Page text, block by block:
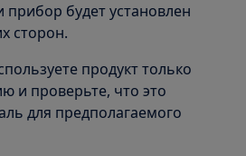
прибор будет установлен
сторон.
продукт только
и проверьте, что это
для предполагаемого